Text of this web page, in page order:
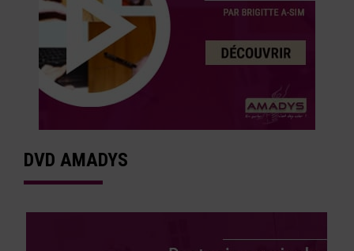
DVD AMADYS